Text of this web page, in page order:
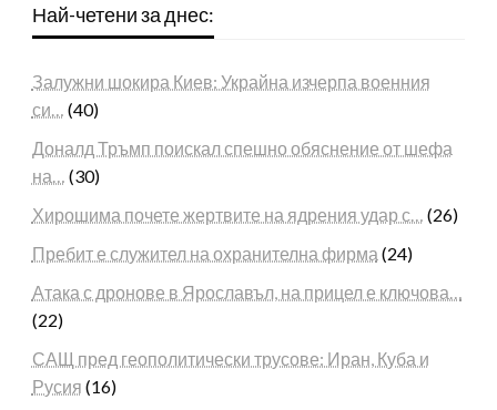
Най-четени за днес:
Залужни шокира Киев: Украйна изчерпа военния
си… (40)
Доналд Тръмп поискал спешно обяснение от шефа
на… (30)
Хирошима почете жертвите на ядрения удар с… (26)
Пребит е служител на охранителна фирма (24)
Атака с дронове в Ярославъл, на прицел е ключова…
(22)
САЩ пред геополитически трусове: Иран, Куба и
Русия (16)